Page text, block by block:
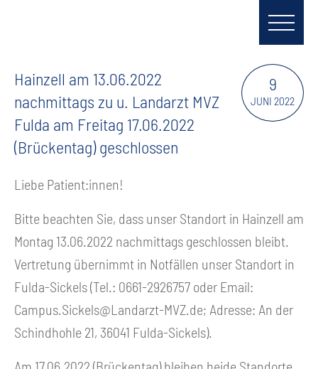
9
JUNI 2022
Hainzell am 13.06.2022
nachmittags zu u. Landarzt MVZ
Fulda am Freitag 17.06.2022
(Brückentag) geschlossen
Liebe Patient:innen!
Bitte beachten Sie, dass unser Standort in Hainzell am
Montag 13.06.2022 nachmittags geschlossen bleibt.
Vertretung übernimmt in Notfällen unser Standort in
Fulda-Sickels (Tel.: 0661-2926757 oder Email:
Campus.Sickels@Landarzt-MVZ.de; Adresse: An der
Schindhohle 21, 36041 Fulda-Sickels).